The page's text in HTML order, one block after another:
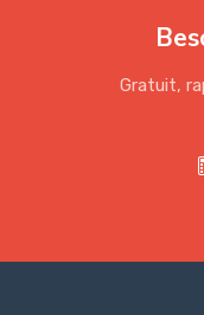
Gratuit,